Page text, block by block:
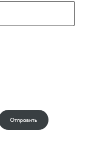
Отправить